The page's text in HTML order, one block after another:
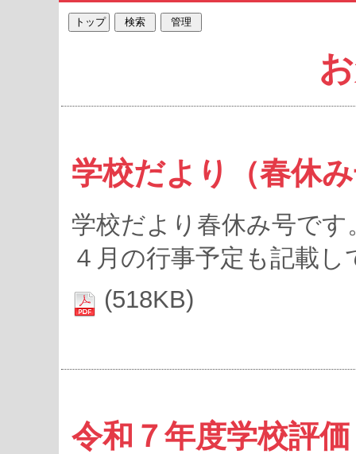
学校だより（春休
学校だより春休み号です
４月の行事予定も記載し
(518KB)
令和７年度学校評価